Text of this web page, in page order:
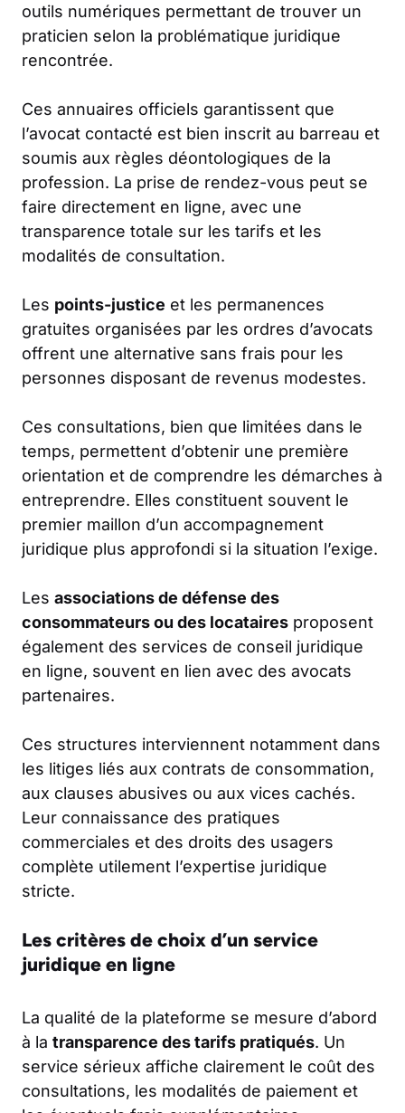
outils numériques permettant de trouver un
praticien selon la problématique juridique
rencontrée.
Ces annuaires officiels garantissent que
l’avocat contacté est bien inscrit au barreau et
soumis aux règles déontologiques de la
profession. La prise de rendez-vous peut se
faire directement en ligne, avec une
transparence totale sur les tarifs et les
modalités de consultation.
Les points-justice et les permanences
gratuites organisées par les ordres d’avocats
offrent une alternative sans frais pour les
personnes disposant de revenus modestes.
Ces consultations, bien que limitées dans le
temps, permettent d’obtenir une première
orientation et de comprendre les démarches à
entreprendre. Elles constituent souvent le
premier maillon d’un accompagnement
juridique plus approfondi si la situation l’exige.
Les associations de défense des
consommateurs ou des locataires proposent
également des services de conseil juridique
en ligne, souvent en lien avec des avocats
partenaires.
Ces structures interviennent notamment dans
les litiges liés aux contrats de consommation,
aux clauses abusives ou aux vices cachés.
Leur connaissance des pratiques
commerciales et des droits des usagers
complète utilement l’expertise juridique
stricte.
Les critères de choix d’un service
juridique en ligne
La qualité de la plateforme se mesure d’abord
à la transparence des tarifs pratiqués. Un
service sérieux affiche clairement le coût des
consultations, les modalités de paiement et